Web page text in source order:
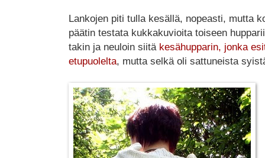
Lankojen piti tulla kesällä, nopeasti, mutta
päätin testata kukkakuvioita toiseen
takin ja neuloin siitä kesähupparin, jonka
etupuolelta, mutta selkä oli sattuneista